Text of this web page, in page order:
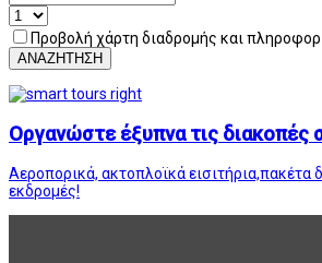
Προβολή χάρτη διαδρομής και
ΑΝΑΖΗΤΗΣΗ
Οργανώστε έξυπνα τις διακοπές
Αεροπορικά, ακτοπλοϊκά εισιτήρια,πακέτα
εκδρομές!